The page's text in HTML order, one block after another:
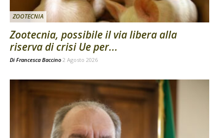
ZOOTECNIA
Zootecnia, possibile il via libera alla
riserva di crisi Ue per...
Di Francesca Baccino 2 Agosto 2026